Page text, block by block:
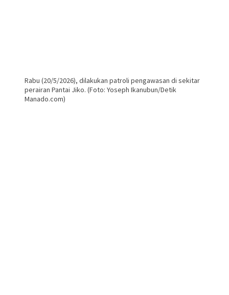
Rabu (20/5/2026), dilakukan patroli pengawasan di sekitar
perairan Pantai Jiko. (Foto: Yoseph Ikanubun/Detik
Manado.com)